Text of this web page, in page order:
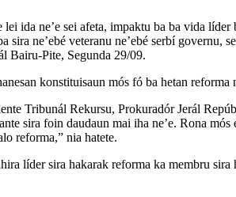
ida ne’e sei afeta, impaktu ba ba vida
ne’ebé veteranu ne’ebé serbí
Bairu-Pite, Segunda 29/09.
konstituisaun mós fó ba hetan reforma
Tribunál Rekursu, Prokuradór Jerál
sira foin daudaun mai iha ne’e. Rona
reforma,” nia hatete.
líder sira hakarak reforma ka membru